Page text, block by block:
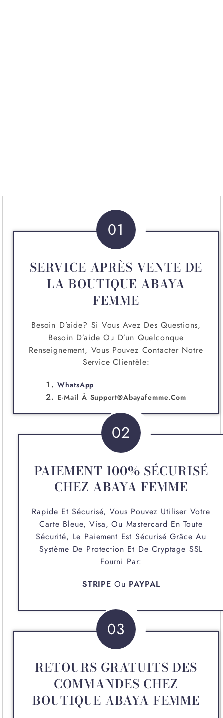
01
SERVICE APRÈS VENTE DE
LA BOUTIQUE ABAYA
FEMME
Besoin D’aide? Si Vous Avez Des Questions,
Besoin D’aide Ou D’un Quelconque
Renseignement, Vous Pouvez Contacter Notre
Service Clientèle:
WhatsApp
E-Mail À Support@abayafemme.com
02
PAIEMENT 100% SÉCURISÉ
CHEZ ABAYA FEMME
Rapide Et Sécurisé, Vous Pouvez Utiliser Votre
Carte Bleue, Visa, Ou Mastercard En Toute
Sécurité, Le Paiement Est Sécurisé Grâce Au
Système De Protection Et De Cryptage SSL
Fourni Par:
STRIPE Ou PAYPAL
03
RETOURS GRATUITS DES
COMMANDES CHEZ
BOUTIQUE ABAYA FEMME